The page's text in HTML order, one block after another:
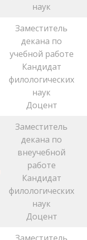
наук
Заместитель
декана по
учебной работе
Кандидат
филологических
наук
Доцент
Заместитель
декана по
внеучебной
работе
Кандидат
филологических
наук
Доцент